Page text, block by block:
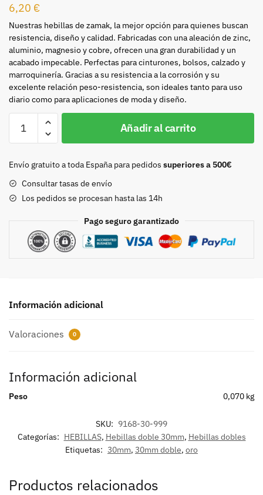
6,20 €
Nuestras hebillas de zamak, la mejor opción para quienes buscan
resistencia, diseño y calidad. Fabricadas con una aleación de zinc,
aluminio, magnesio y cobre, ofrecen una gran durabilidad y un
acabado impecable. Perfectas para cinturones, bolsos, calzado y
marroquinería. Gracias a su resistencia a la corrosión y su
excelente relación peso-resistencia, son ideales tanto para uso
diario como para aplicaciones de moda y diseño.
30mm
9168
Añadir al carrito
Envío gratuito a toda España para pedidos superiores a 500€
Consultar tasas de envío
Los pedidos se procesan hasta las 14h
Pago seguro garantizado
Información adicional
Valoraciones 0
Información adicional
Peso 0,070 kg
SKU: 9168-30-999
Categorías: HEBILLAS, Hebillas doble 30mm, Hebillas dobles
Etiquetas: 30mm, 30mm doble, oro
Productos relacionados